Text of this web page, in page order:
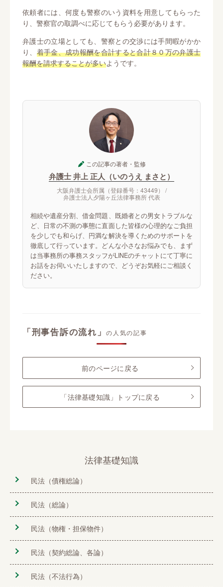
依頼者には、何度も警察のいう資料を用意してもらった
り、警察官の取調べに応じてもらう必要があります。
弁護士の立場としても、警察との交渉には手間暇がかか
り、 着手金、成功報酬を合計すると合計８０万の弁護士
報酬を請求することが多いようです。
この記事の著者・監修
弁護士 井上 正人（いのうえ まさと）
大阪弁護士会所属（登録番号：43449） /
弁護士法人夕陽ヶ丘法律事務所 代表
相続や遺産分割、借金問題、既婚者との男女トラブルな
ど、日常の不測の事態に直面した皆様の心理的なご負担
を少しでも和らげ、円満な解決を導くためのサポートを
徹底して行っています。どんな小さなお悩みでも、まず
は当事務所の事務スタッフがLINEのチャットにて丁寧に
お話をお伺いいたしますので、どうぞお気軽にご相談く
ださい。
「刑事告訴の流れ」の人気の記事
前のページに戻る
「法律基礎知識」トップに戻る
法律基礎知識
民法（債権総論）
民法（総論）
民法（物権・担保物件）
民法（契約総論、各論）
民法（不法行為）